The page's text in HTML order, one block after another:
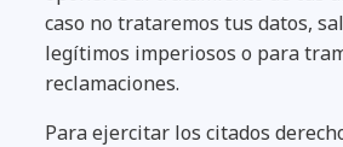
caso no trataremos tus datos,
legítimos imperiosos o para
reclamaciones.
Para ejercitar los citados